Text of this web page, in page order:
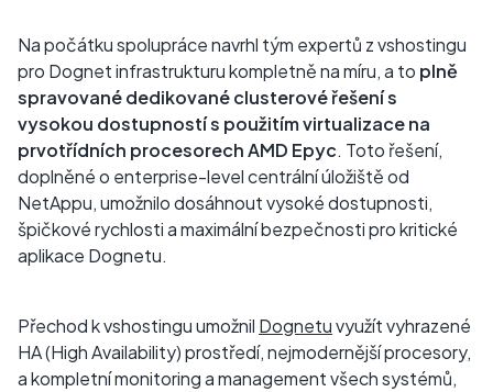
Na počátku spolupráce navrhl tým expertů z vshostingu
pro Dognet infrastrukturu kompletně na míru, a to plně
spravované dedikované clusterové řešení s
vysokou dostupností s použitím virtualizace na
prvotřídních procesorech AMD Epyc. Toto řešení,
doplněné o enterprise-level centrální úložiště od
NetAppu, umožnilo dosáhnout vysoké dostupnosti,
špičkové rychlosti a maximální bezpečnosti pro kritické
aplikace Dognetu.
Přechod k vshostingu umožnil Dognetuvyužít vyhrazené
HA (High Availability) prostředí, nejmodernější procesory,
a kompletní monitoring a management všech systémů,